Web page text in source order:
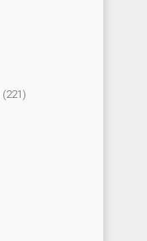
(221)